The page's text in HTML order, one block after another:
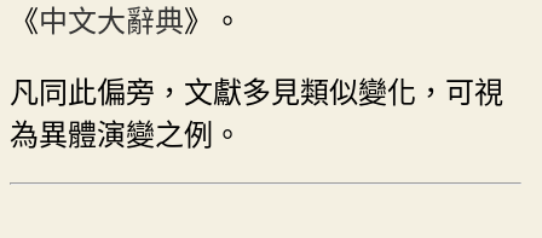
《中文大辭典》。
凡同此偏旁，文獻多見類似變化，可視
為異體演變之例。